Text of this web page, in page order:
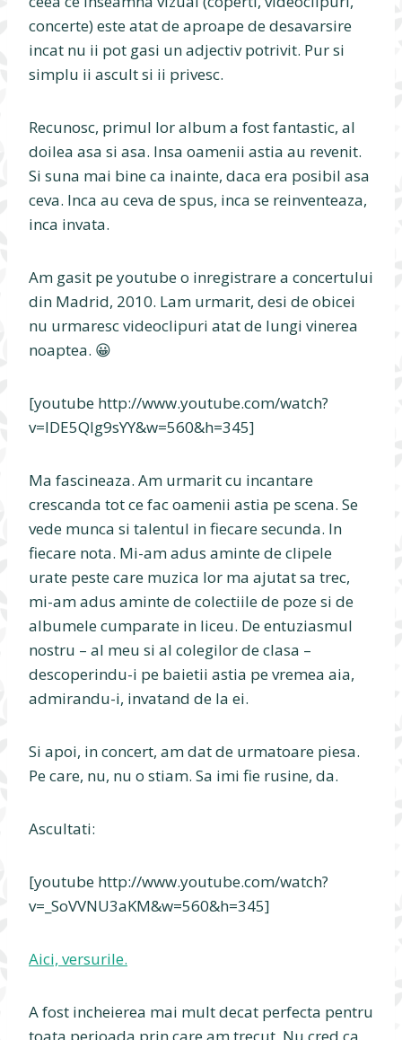
concerte) este atat de aproape de desavarsire
incat nu ii pot gasi un adjectiv potrivit. Pur si
simplu ii ascult si ii privesc.
Recunosc, primul lor album a fost fantastic, al
doilea asa si asa. Insa oamenii astia au revenit.
Si suna mai bine ca inainte, daca era posibil asa
ceva. Inca au ceva de spus, inca se reinventeaza,
inca invata.
Am gasit pe youtube o inregistrare a concertului
din Madrid, 2010. Lam urmarit, desi de obicei
nu urmaresc videoclipuri atat de lungi vinerea
noaptea. 😀
[youtube http://www.youtube.com/watch?
v=lDE5QIg9sYY&w=560&h=345]
Ma fascineaza. Am urmarit cu incantare
crescanda tot ce fac oamenii astia pe scena. Se
vede munca si talentul in fiecare secunda. In
fiecare nota. Mi-am adus aminte de clipele
urate peste care muzica lor ma ajutat sa trec,
mi-am adus aminte de colectiile de poze si de
albumele cumparate in liceu. De entuziasmul
nostru – al meu si al colegilor de clasa –
descoperindu-i pe baietii astia pe vremea aia,
admirandu-i, invatand de la ei.
Si apoi, in concert, am dat de urmatoare piesa.
Pe care, nu, nu o stiam. Sa imi fie rusine, da.
Ascultati:
[youtube http://www.youtube.com/watch?
v=_SoVVNU3aKM&w=560&h=345]
Aici, versurile.
A fost incheierea mai mult decat perfecta pentru
toata perioada prin care am trecut. Nu cred ca